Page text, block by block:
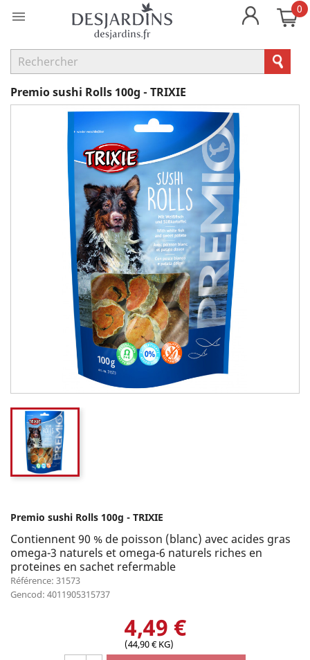
 0
Premio sushi Rolls 100g - TRIXIE
Premio sushi Rolls 100g - TRIXIE
Contiennent 90 % de poisson (blanc) avec acides gras
omega-3 naturels et omega-6 naturels riches en
proteines en sachet refermable
Référence: 31573
Gencod: 4011905315737
4,49 €
(44,90 € KG)